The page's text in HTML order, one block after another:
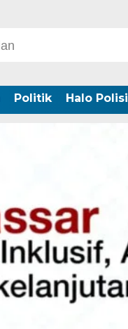
Politik Halo Polisi